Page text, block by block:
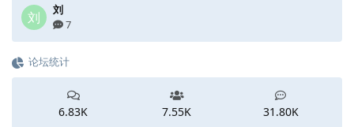
刘
刘
7
论坛统计
6.83K 7.55K 31.80K